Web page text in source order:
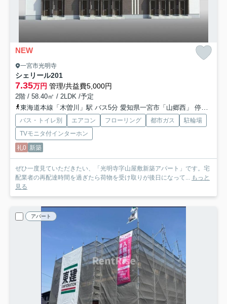
NEW
一宮市光明寺
シェリール201
7.35万円 管理/共益費5,000円
2階 / 58.40㎡ / 2LDK /予定
東海道本線「木曽川」駅 バス5分 愛知県一宮市「山郷西」 停歩12分
バス・トイレ別 エアコン フローリング 都市ガス
駐輪場
TVモニタ付インターホン
礼0 新築
ぜひ一度見ていただきたい、「光明寺字山屋敷新築アパート」です。宅
配業者の再配達時間を過ぎたら荷物を受け取りが後日になって... もっと
見る
アパート